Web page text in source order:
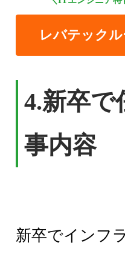
レバテック
4.新卒で
事内容
新卒でインフ